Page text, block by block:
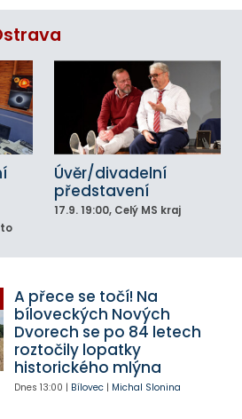
Úvěr/divadelní
představení
17.9. 19:00, Celý MS kraj
A přece se točí! Na
bíloveckých Nových
Dvorech se po 84 letech
roztočily lopatky
historického mlýna
Dnes 13:00 | Bílovec| Michal Slonina